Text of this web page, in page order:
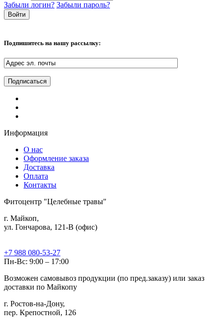
Забыли логин? Забыли пароль?
Подпишитесь на нашу рассылку:
Информация
О нас
Оформление заказа
Доставка
Оплата
Контакты
Фитоцентр "Целебные травы"
г. Майкоп,
ул. Гончарова, 121-В (офис)
+7 988 080-53-27
Пн-Вс: 9:00 – 17:00
Возможен самовывоз продукции (по пред.заказу) или заказ
доставки по Майкопу
г. Ростов-на-Дону,
пер. Крепостной, 126